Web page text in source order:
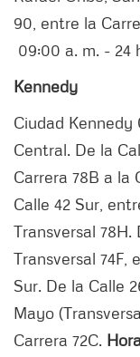
90, entre la
09:00 a. m. - 24
Kennedy
Ciudad
Central. De la
Carrera 78B a la
Calle 42 Sur,
Transversal 78H.
Transversal 74F,
Sur. De la Calle
Mayo
Carrera 72C.